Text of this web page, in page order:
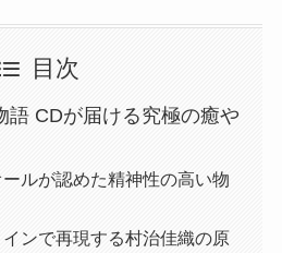
目次
語 CDが届ける究極の癒や
ルが認めた精神性の高い物
ンで再現する村治佳織の原